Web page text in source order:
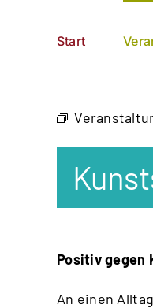
Start
Positiv gegen
An einen